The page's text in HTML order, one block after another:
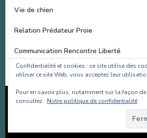
Vie de chien
Relation Prédateur Proie
Communication Rencontre Liberté
Copyright SOS Bulle d'Amour 2017-
.Site animé
Confidentialité et cookies : ce site utilise des
utiliser ce site Web, vous acceptez leur
Pour en savoir plus, notamment sur la façon
consultez : Notre politique de confidentialité